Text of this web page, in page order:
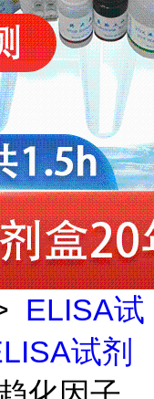
ELISA试
试剂